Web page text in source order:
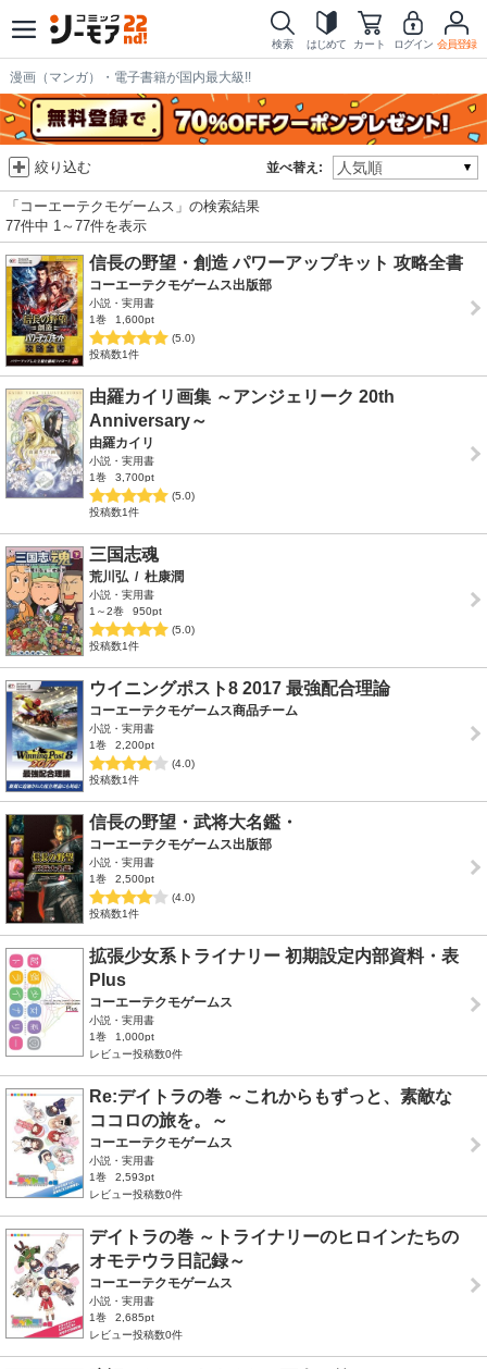
検索 はじめて カート ログイン 会員登録
漫画（マンガ）・電子書籍が国内最大級!!
並べ替え:
絞り込む
「コーエーテクモゲームス」の検索結果
77件中 1～77件を表示
信長の野望・創造 パワーアップキット 攻略全書
コーエーテクモゲームス出版部
小説・実用書
1巻
1,600pt
(5.0)
投稿数1件
由羅カイリ画集 ～アンジェリーク 20th
Anniversary～
由羅カイリ
小説・実用書
1巻
3,700pt
(5.0)
投稿数1件
三国志魂
荒川弘 / 杜康潤
小説・実用書
1～2巻
950pt
(5.0)
投稿数1件
ウイニングポスト8 2017 最強配合理論
コーエーテクモゲームス商品チーム
小説・実用書
1巻
2,200pt
(4.0)
投稿数1件
信長の野望・武将大名鑑・
コーエーテクモゲームス出版部
小説・実用書
1巻
2,500pt
(4.0)
投稿数1件
拡張少女系トライナリー 初期設定内部資料・表
Plus
コーエーテクモゲームス
小説・実用書
1巻
1,000pt
レビュー投稿数0件
Re:デイトラの巻 ～これからもずっと、素敵な
ココロの旅を。～
コーエーテクモゲームス
小説・実用書
1巻
2,593pt
レビュー投稿数0件
デイトラの巻 ～トライナリーのヒロインたちの
オモテウラ日記録～
コーエーテクモゲームス
小説・実用書
1巻
2,685pt
レビュー投稿数0件